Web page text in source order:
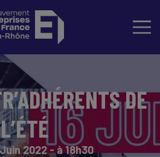
DE
L’ÉTÉ
2022 - à 18h30